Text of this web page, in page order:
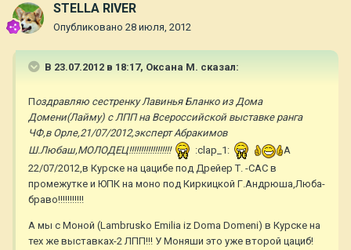
STELLA RIVER
Опубликовано 28 июля, 2012
В 23.07.2012 в 18:17, Оксана М. сказал:
Поздравляю сестренку Лавинья Бланко из Дома
Домени(Лайму) с ЛПП на Всероссийской выставке ранга
ЧФ,в Орле,21/07/2012,эксперт Абракимов
Ш.Любаш,МОЛОДЕЦ!!!!!!!!!!!!!!!!!!
:clap_1:
А
22/07/2012,в Курске на цацибе под Дрейер Т. -САС в
промежутке и ЮПК на моно под Киркицкой Г.Андрюша,Люба-
браво!!!!!!!!!!!
А мы с Моной (Lambrusko Emilia iz Doma Domeni) в Курске на
тех же выставках-2 ЛПП!!! У Моняши это уже второй цациб!